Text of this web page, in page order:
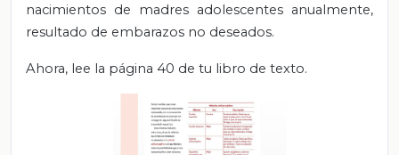
nacimientos de madres adolescentes anualmente,
resultado de embarazos no deseados.
Ahora, lee la página 40 de tu libro de texto.